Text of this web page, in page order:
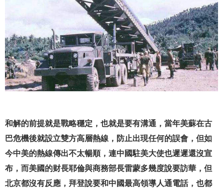
和解的前提就是戰略穩定，也就是要有溝通，當年美蘇在古
巴危機後就設立雙方高層熱線，防止出現任何的誤會，但如
今中美的熱線傳出不太暢順，連中國駐美大使也遲遲還沒宣
布，而美國的财長耶倫與商務部長雷蒙多幾度說要訪華，但
北京都沒有反應，拜登說要和中國最高領導人通電話，也都